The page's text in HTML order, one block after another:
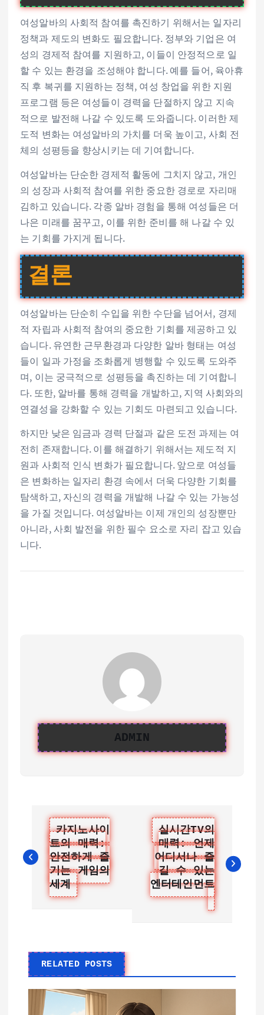
여성알바의 사회적 참여를 촉진하기 위해서는 일자리
정책과 제도의 변화도 필요합니다. 정부와 기업은 여
성의 경제적 참여를 지원하고, 이들이 안정적으로 일
할 수 있는 환경을 조성해야 합니다. 예를 들어, 육아휴
직 후 복귀를 지원하는 정책, 여성 창업을 위한 지원
프로그램 등은 여성들이 경력을 단절하지 않고 지속
적으로 발전해 나갈 수 있도록 도와줍니다. 이러한 제
도적 변화는 여성알바의 가치를 더욱 높이고, 사회 전
체의 성평등을 향상시키는 데 기여합니다.
여성알바는 단순한 경제적 활동에 그치지 않고, 개인
의 성장과 사회적 참여를 위한 중요한 경로로 자리매
김하고 있습니다. 각종 알바 경험을 통해 여성들은 더
나은 미래를 꿈꾸고, 이를 위한 준비를 해 나갈 수 있
는 기회를 가지게 됩니다.
결론
여성알바는 단순히 수입을 위한 수단을 넘어서, 경제
적 자립과 사회적 참여의 중요한 기회를 제공하고 있
습니다. 유연한 근무환경과 다양한 알바 형태는 여성
들이 일과 가정을 조화롭게 병행할 수 있도록 도와주
며, 이는 궁극적으로 성평등을 촉진하는 데 기여합니
다. 또한, 알바를 통해 경력을 개발하고, 지역 사회와의
연결성을 강화할 수 있는 기회도 마련되고 있습니다.
하지만 낮은 임금과 경력 단절과 같은 도전 과제는 여
전히 존재합니다. 이를 해결하기 위해서는 제도적 지
원과 사회적 인식 변화가 필요합니다. 앞으로 여성들
은 변화하는 일자리 환경 속에서 더욱 다양한 기회를
탐색하고, 자신의 경력을 개발해 나갈 수 있는 가능성
을 가질 것입니다. 여성알바는 이제 개인의 성장뿐만
아니라, 사회 발전을 위한 필수 요소로 자리 잡고 있습
니다.
ADMIN
글
탐
카지노사이
트의 매력:
안전하게 즐
기는 게임의
세계
실시간TV의
매력: 언제
어디서나 즐
길 수 있는
엔터테인먼트
RELATED POSTS